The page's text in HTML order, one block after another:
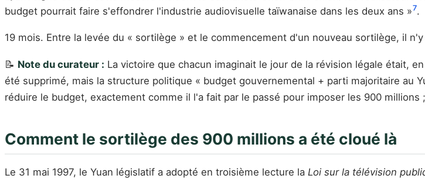
budget pourrait faire s'effondrer l'industrie audiovisuelle taïwanaise dans les deux ans »7.
19 mois. Entre la levée du « sortilège » et le commencement d'un nouveau sortilège, il
📝 Note du curateur : La victoire que chacun imaginait le jour de la révision légale était,
été supprimé, mais la structure politique « budget gouvernemental + parti majoritaire au
réduire le budget, exactement comme il l'a fait par le passé pour imposer les 900
Comment le sortilège des 900 millions a été cloué là
Le 31 mai 1997, le Yuan législatif a adopté en troisième lecture la Loi sur la télévision